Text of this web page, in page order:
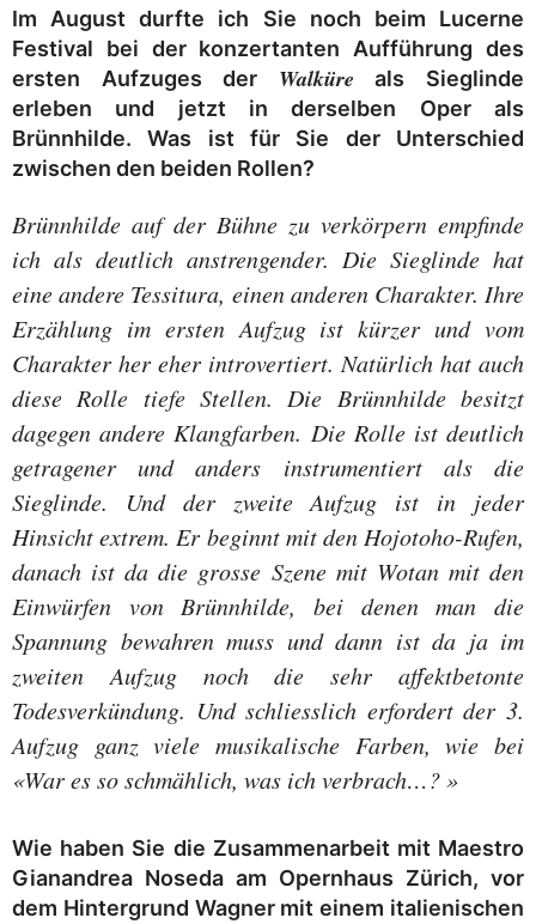
Im August durfte ich Sie noch beim Lucerne
Festival bei der konzertanten Aufführung des
ersten Aufzuges der Walküre als Sieglinde
erleben und jetzt in derselben Oper als
Brünnhilde. Was ist für Sie der Unterschied
zwischen den beiden Rollen?
Brünnhilde auf der Bühne zu verkörpern empfinde
ich als deutlich anstrengender. Die Sieglinde hat
eine andere Tessitura, einen anderen Charakter. Ihre
Erzählung im ersten Aufzug ist kürzer und vom
Charakter her eher introvertiert. Natürlich hat auch
diese Rolle tiefe Stellen. Die Brünnhilde besitzt
dagegen andere Klangfarben. Die Rolle ist deutlich
getragener und anders instrumentiert als die
Sieglinde. Und der zweite Aufzug ist in jeder
Hinsicht extrem. Er beginnt mit den Hojotoho-Rufen,
danach ist da die grosse Szene mit Wotan mit den
Einwürfen von Brünnhilde, bei denen man die
Spannung bewahren muss und dann ist da ja im
zweiten Aufzug noch die sehr affektbetonte
Todesverkündung. Und schliesslich erfordert der 3.
Aufzug ganz viele musikalische Farben, wie bei
«War es so schmählich, was ich verbrach…? »
Wie haben Sie die Zusammenarbeit mit Maestro
Gianandrea Noseda am Opernhaus Zürich, vor
dem Hintergrund Wagner mit einem italienischen